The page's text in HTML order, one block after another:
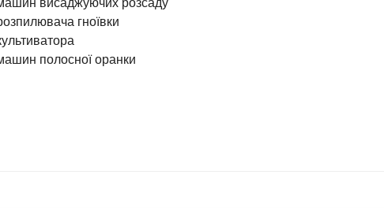
висаджуючих розсаду
гноївки
полосної оранки